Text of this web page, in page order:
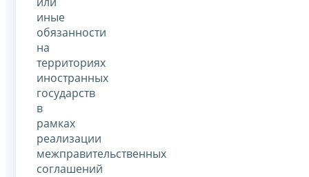
иные
обязанности
на
территориях
иностранных
государств
в
рамках
реализации
межправительственных
соглашений